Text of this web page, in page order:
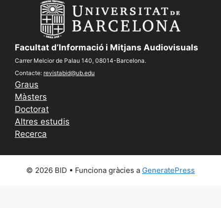
Facultat d’Informació i Mitjans Audiovisuals
Carrer Melcior de Palau 140, 08014-Barcelona.
Contacte: revistabid@ub.edu
Graus
Màsters
Doctorat
Altres estudis
Recerca
© 2026 BID • Funciona gràcies a GeneratePress